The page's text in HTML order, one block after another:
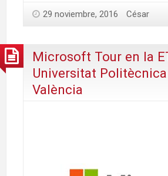
29 noviembre, 2016 César
Microsoft Tour en la
Universitat
València